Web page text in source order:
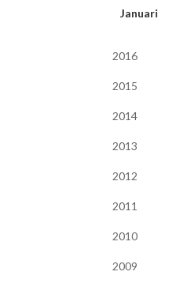
Januari
2016
2015
2014
2013
2012
2011
2010
2009